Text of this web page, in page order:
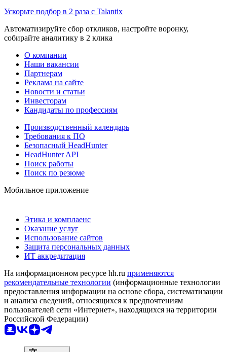
Ускорьте подбор в 2 раза с Talantix
Автоматизируйте сбор откликов, настройте воронку,
собирайте аналитику в 2 клика
О компании
Наши вакансии
Партнерам
Реклама на сайте
Новости и статьи
Инвесторам
Кандидаты по профессиям
Производственный календарь
Требования к ПО
Безопасный HeadHunter
HeadHunter API
Поиск работы
Поиск по резюме
Мобильное приложение
Этика и комплаенс
Оказание услуг
Использование сайтов
Защита персональных данных
ИТ аккредитация
На информационном ресурсе hh.ru применяются
рекомендательные технологии (информационные технологии
предоставления информации на основе сбора, систематизации
и анализа сведений, относящихся к предпочтениям
пользователей сети «Интернет», находящихся на территории
Российской Федерации)